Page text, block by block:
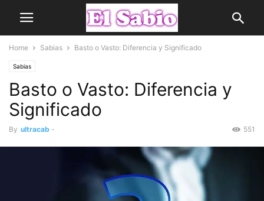
Home Sabias Basto o Vasto: Diferencia y Significado
Sabias
Basto o Vasto: Diferencia y
Significado
By ultracab - 551